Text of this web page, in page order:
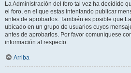
La Administración del foro tal vez ha decidido
el foro, en el que estas intentando publicar
antes de aprobarlos. También es posible que
ubicado en un grupo de usuarios cuyos
antes de aprobarlos. Por favor comuníquese
información al respecto.
Arriba